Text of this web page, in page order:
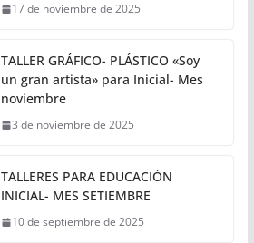
17 de noviembre de 2025
TALLER GRÁFICO- PLÁSTICO «Soy
un gran artista» para Inicial- Mes
noviembre
3 de noviembre de 2025
TALLERES PARA EDUCACIÓN
INICIAL- MES SETIEMBRE
10 de septiembre de 2025